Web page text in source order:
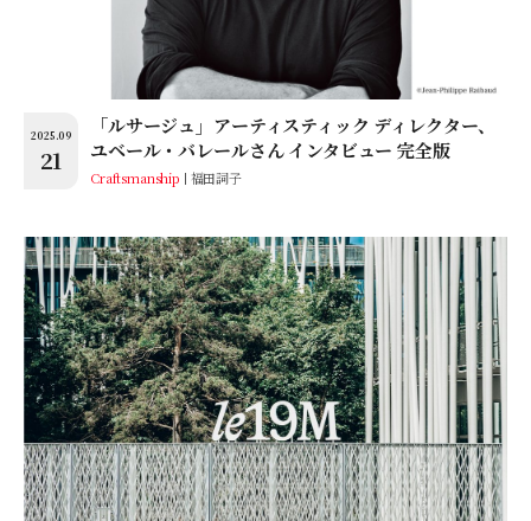
2025.09
21
「ルサージュ」アーティスティック ディレクター、
ユベール・バレールさん インタビュー 完全版
Craftsmanship 福田詞子